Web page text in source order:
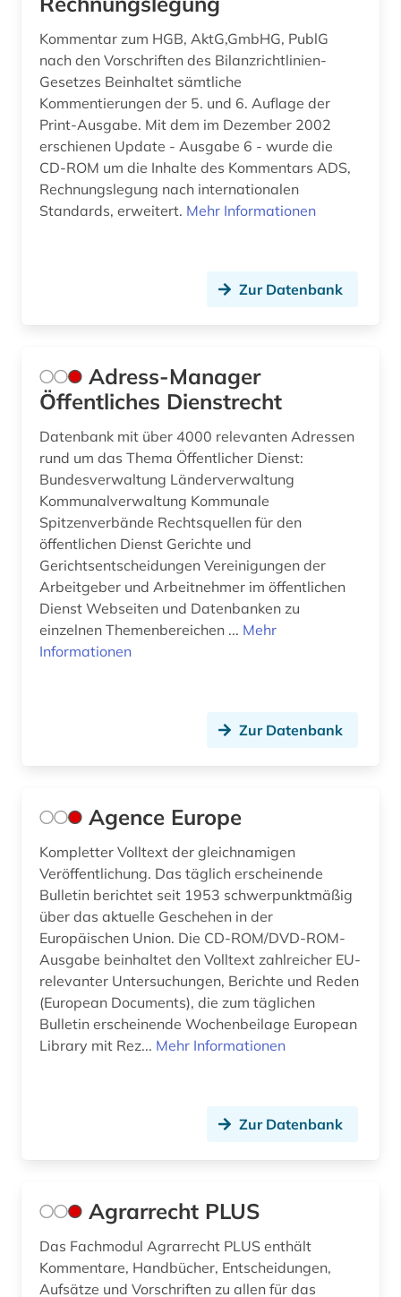
bundesverfassungsgerichtsgesetz (1)
bundesverwaltung (1)
bundesverwaltungsgericht (4)
bundeswehr (1)
byzanz (1)
bürgerrechtsbewegung (2)
bürokratie (1)
büroorganisation (1)
cd-rom (2)
charta der grundrechte (1)
chemie (21)
chemikalien (1)
china (8)
compliance (1)
controlling (1)
copyright (1)
corona (2)
corpus iuris civilis (1)
covid (1)
covid-19 (2)
datensammlung (1)
datenschutz (4)
Kommentar zum HGB, AktG,GmbHG, PublG
nach den Vorschriften des Bilanzrichtlinien-
Gesetzes Beinhaltet sämtliche
Kommentierungen der 5. und 6. Auflage der
Print-Ausgabe. Mit dem im Dezember 2002
erschienen Update - Ausgabe 6 - wurde die
CD-ROM um die Inhalte des Kommentars ADS,
Rechnungslegung nach internationalen
Standards, erweitert. Mehr Informationen
Zur Datenbank
Adress-Manager
Öffentliches Dienstrecht
Datenbank mit über 4000 relevanten Adressen
rund um das Thema Öffentlicher Dienst:
Bundesverwaltung Länderverwaltung
Kommunalverwaltung Kommunale
Spitzenverbände Rechtsquellen für den
öffentlichen Dienst Gerichte und
Gerichtsentscheidungen Vereinigungen der
Arbeitgeber und Arbeitnehmer im öffentlichen
Dienst Webseiten und Datenbanken zu
einzelnen Themenbereichen ... Mehr
Informationen
Zur Datenbank
Agence Europe
Kompletter Volltext der gleichnamigen
Veröffentlichung. Das täglich erscheinende
Bulletin berichtet seit 1953 schwerpunktmäßig
über das aktuelle Geschehen in der
Europäischen Union. Die CD-ROM/DVD-ROM-
Ausgabe beinhaltet den Volltext zahlreicher EU-
relevanter Untersuchungen, Berichte und Reden
(European Documents), die zum täglichen
Bulletin erscheinende Wochenbeilage European
Library mit Rez... Mehr Informationen
Zur Datenbank
Agrarrecht PLUS
Das Fachmodul Agrarrecht PLUS enthält
Kommentare, Handbücher, Entscheidungen,
Aufsätze und Vorschriften zu allen für das